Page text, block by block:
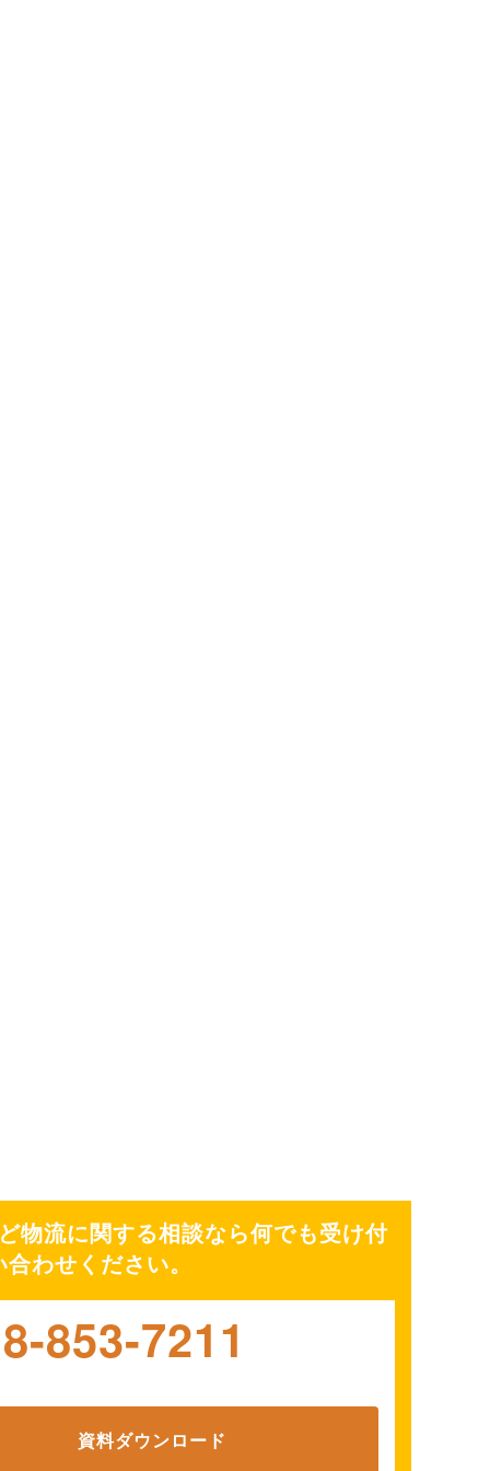
物流に関する相談なら何でも受け付
わせください。
853-7211
資料ダウンロード